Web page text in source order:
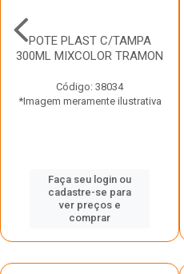
POTE PLAST C/TAMPA
300ML MIXCOLOR TRAMON
Código: 38034
*Imagem meramente ilustrativa
Faça seu login ou
cadastre-se para
ver preços e
comprar